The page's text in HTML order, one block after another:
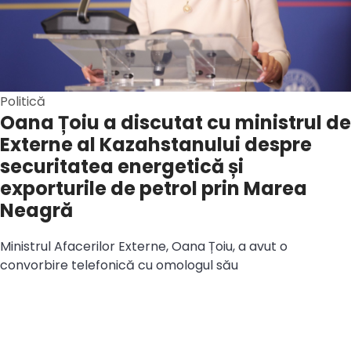
Politică
Oana Țoiu a discutat cu ministrul de
Externe al Kazahstanului despre
securitatea energetică și
exporturile de petrol prin Marea
Neagră
Ministrul Afacerilor Externe, Oana Țoiu, a avut o
convorbire telefonică cu omologul său